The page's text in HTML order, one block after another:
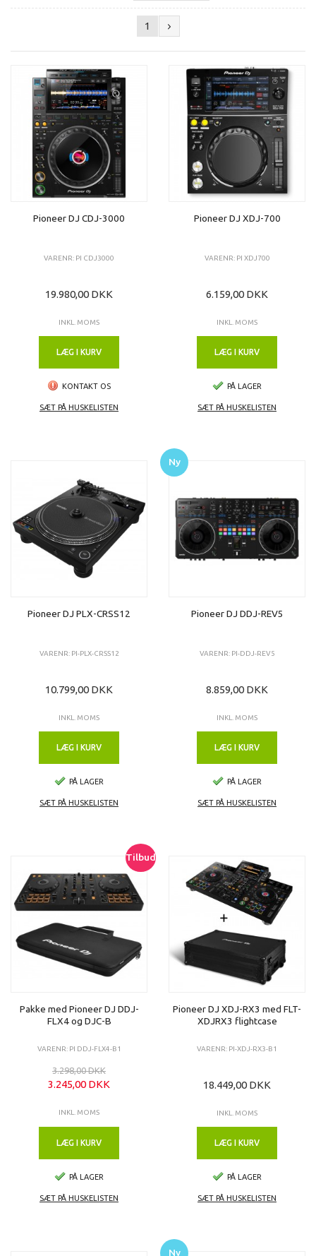
1
Pioneer DJ CDJ-3000
VARENR: PI CDJ3000
19.980,00 DKK
INKL. MOMS
LÆG I KURV
KONTAKT OS
SÆT PÅ HUSKELISTEN
Pioneer DJ XDJ-700
VARENR: PI XDJ700
6.159,00 DKK
INKL. MOMS
LÆG I KURV
PÅ LAGER
SÆT PÅ HUSKELISTEN
Pioneer DJ PLX-CRSS12
VARENR: PI-PLX-CRSS12
10.799,00 DKK
INKL. MOMS
LÆG I KURV
PÅ LAGER
SÆT PÅ HUSKELISTEN
Pioneer DJ DDJ-REV5
VARENR: PI-DDJ-REV5
8.859,00 DKK
INKL. MOMS
LÆG I KURV
PÅ LAGER
SÆT PÅ HUSKELISTEN
Ny
Pakke med Pioneer DJ DDJ-
FLX4 og DJC-B
VARENR: PI DDJ-FLX4-B1
3.298,00 DKK
3.245,00 DKK
INKL. MOMS
LÆG I KURV
PÅ LAGER
SÆT PÅ HUSKELISTEN
Tilbud
Pioneer DJ XDJ-RX3 med FLT-
XDJRX3 flightcase
VARENR: PI-XDJ-RX3-B1
18.449,00 DKK
INKL. MOMS
LÆG I KURV
PÅ LAGER
SÆT PÅ HUSKELISTEN
Ny